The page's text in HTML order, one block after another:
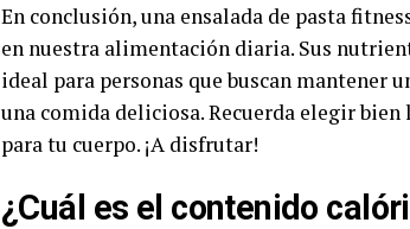
En conclusión, una ensalada de pasta
en nuestra alimentación diaria. Sus
ideal para personas que buscan mantener
una comida deliciosa. Recuerda elegir
para tu cuerpo. ¡A disfrutar!
¿Cuál es el contenido